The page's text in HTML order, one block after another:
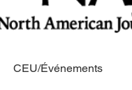
CEU/Événements